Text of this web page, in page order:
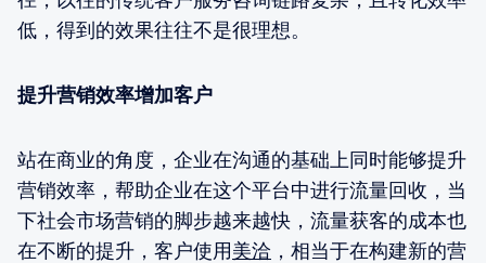
低，得到的效果往往不是很理想。
提升营销效率增加客户
站在商业的角度，企业在沟通的基础上同时能够提升
营销效率，帮助企业在这个平台中进行流量回收，当
下社会市场营销的脚步越来越快，流量获客的成本也
在不断的提升，客户使用美洽 ，相当于在构建新的营